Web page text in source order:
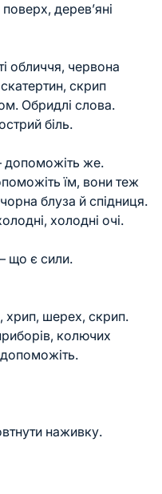
дерев’яні
обличчя, червона
скрип
Обридлі слова.
біль.
допоможіть же.
їм, вони теж
блуза й спідниця.
холодні очі.
що є сили.
хрип, шерех, скрип.
колючих
допоможіть.
наживку.